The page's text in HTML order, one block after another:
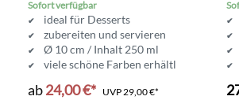
Sofort verfügbar
ideal für Desserts
zubereiten und servieren
Ø 10 cm / Inhalt 250 ml
viele schöne Farben erhältlich
ab24,00 €* UVP29,00 €*